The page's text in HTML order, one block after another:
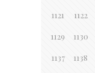
1121 1122
1129 1130
1137 1138